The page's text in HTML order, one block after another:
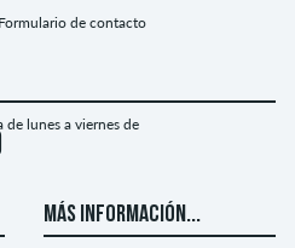
Formulario de contacto
de lunes a viernes de
MÁS INFORMACIÓN...